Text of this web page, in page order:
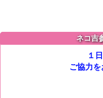
ネコ吉
１
ご協力を